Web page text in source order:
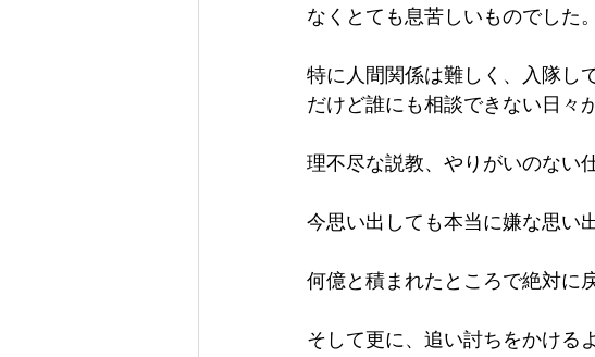
なくとても息苦しいものでした。
特に人間関係は難しく、入隊し
だけど誰にも相談できない日々
理不尽な説教、やりがいのない
今思い出しても本当に嫌な思い
何億と積まれたところで絶対に
そして更に、追い討ちをかける